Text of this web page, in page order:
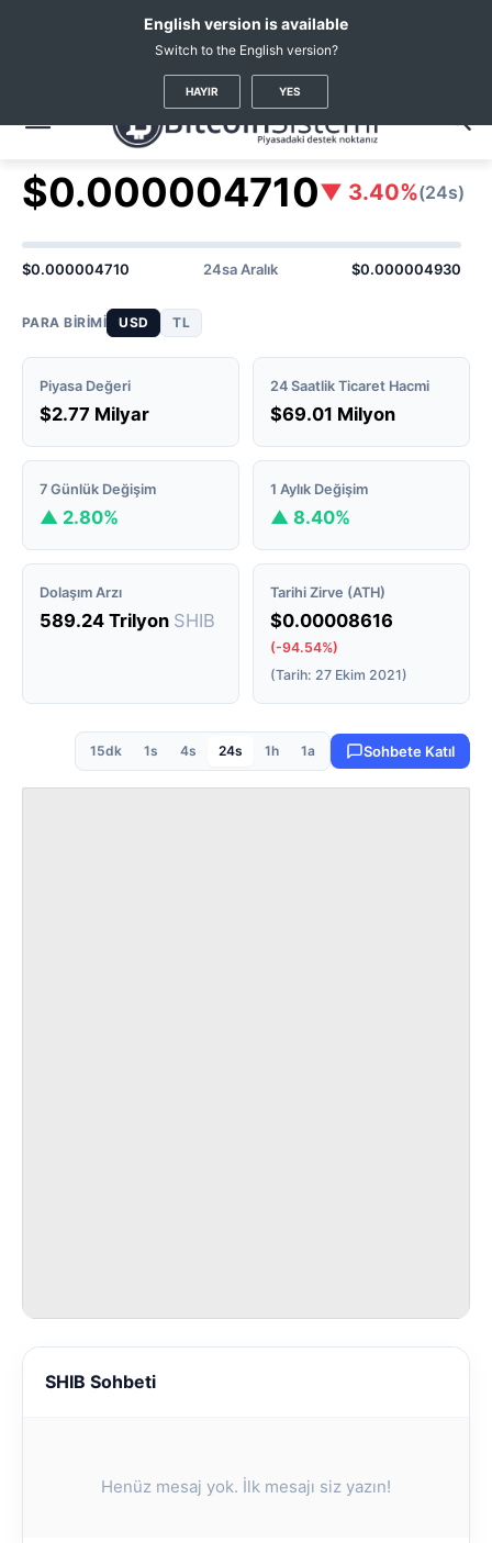
Coin Fiyatları (SHIB)
Shiba Inu SHIB Fiyatı #38
$0.000004710▼ 3.40%(24s)
$0.000004710 24sa Aralık $0.000004930
PARA BIRIMI USD TL
Piyasa Değeri
$2.77 Milyar
24 Saatlik Ticaret Hacmi
$69.01 Milyon
7 Günlük Değişim
▲ 2.80%
1 Aylık Değişim
▲ 8.40%
Dolaşım Arzı
589.24 Trilyon SHIB
Tarihi Zirve (ATH)
$0.00008616
(-94.54%)
(Tarih: 27 Ekim 2021)
15dk 1s 4s 24s 1h 1a Sohbete Katıl
SHIB Sohbeti
Henüz mesaj yok. İlk mesajı siz yazın!
English version is available
Switch to the English version?
HAYIR YES